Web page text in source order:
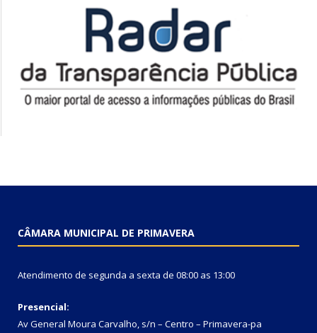
CÂMARA MUNICIPAL DE PRIMAVERA
Atendimento de segunda a sexta de 08:00 as 13:00
Presencial:
Av General Moura Carvalho, s/n – Centro – Primavera-pa